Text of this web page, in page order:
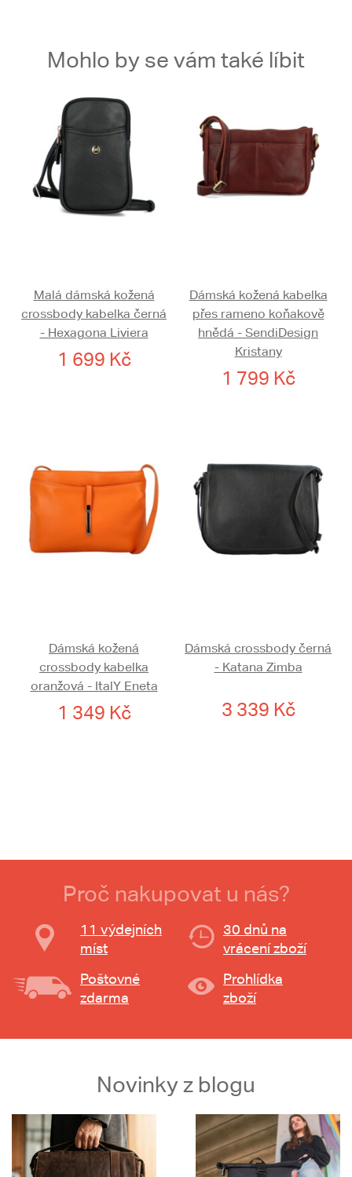
Mohlo by se vám také líbit
Malá dámská kožená
crossbody kabelka černá
- Hexagona Liviera
1 699 Kč
Dámská kožená kabelka
přes rameno koňakově
hnědá - SendiDesign
Kristany
1 799 Kč
Dámská kožená
crossbody kabelka
oranžová - ItalY Eneta
1 349 Kč
Dámská crossbody černá
- Katana Zimba
3 339 Kč
Proč nakupovat u nás?
11 výdejních
míst
30 dnů na
vrácení zboží
Poštovné
zdarma
Prohlídka
zboží
Novinky z blogu